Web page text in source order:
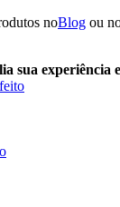
noBlog ou
sua experiência